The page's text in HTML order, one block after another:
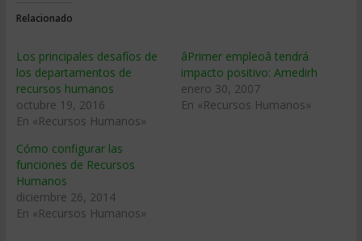
Relacionado
Los principales desafíos de
los departamentos de
recursos humanos
octubre 19, 2016
En «Recursos Humanos»
âPrimer empleoâ tendrá
impacto positivo: Amedirh
enero 30, 2007
En «Recursos Humanos»
Cómo configurar las
funciones de Recursos
Humanos
diciembre 26, 2014
En «Recursos Humanos»